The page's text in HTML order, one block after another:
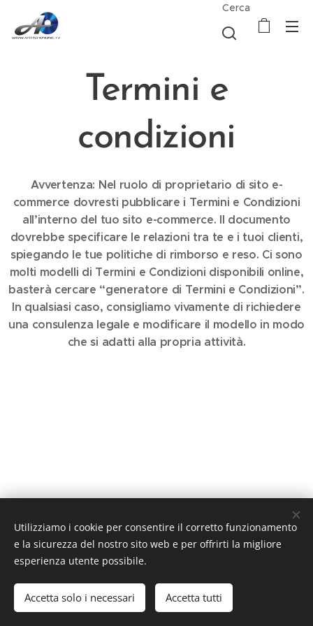
Cerca
Termini e
condizioni
Avvertenza: Nel ruolo di proprietario di sito e-
commerce dovresti pubblicare i Termini e Condizioni
all’interno del tuo sito e-commerce. Il documento
dovrebbe specificare le relazioni tra te e i tuoi clienti,
spiegando le tue politiche di rimborso e reso. Ci sono
molti modelli di Termini e Condizioni disponibili online,
basterà cercare “generatore di Termini e Condizioni”.
In qualsiasi caso, consigliamo vivamente di richiedere
una consulenza legale e modificare il modello in modo
che si adatti alla propria attività.
© 2019 www.artistionline.tv
Email: info@artistionline.tv Tel.3925001708 P.IVA 02838250351
Cookies
Utilizziamo i cookie per consentire il corretto funzionamento
e la sicurezza del nostro sito web e per offrirti la migliore
esperienza utente possibile.
Accetta solo i necessari Accetta tutti